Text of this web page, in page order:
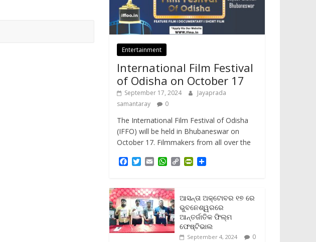
Entertainment
International Film Festival
of Odisha on October 17
September 17, 2024
Jayaprada
samantaray
0
The International Film Festival of Odisha
(IFFO) will be held in Bhubaneswar on
October 17. Filmmakers from all over the
e
b
o
o
k
T
t
t
e
r
E
i
l
W
t
s
A
p
p
C
L
i
n
k
P
t
F
r
i
e
e
ଆସନ୍ତା ଅକ୍ଟୋବର ୧୭ ରେ
ଭୁବନେଶ୍ୱରରେ
ଆନ୍ତର୍ଜାତିକ ଫିଲ୍ମ
ଫେଷ୍ଟିଭାଲ
September 4, 2024 0